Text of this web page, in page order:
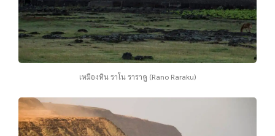
เหมืองหิน ราโน ราราคู (Rano Raraku)